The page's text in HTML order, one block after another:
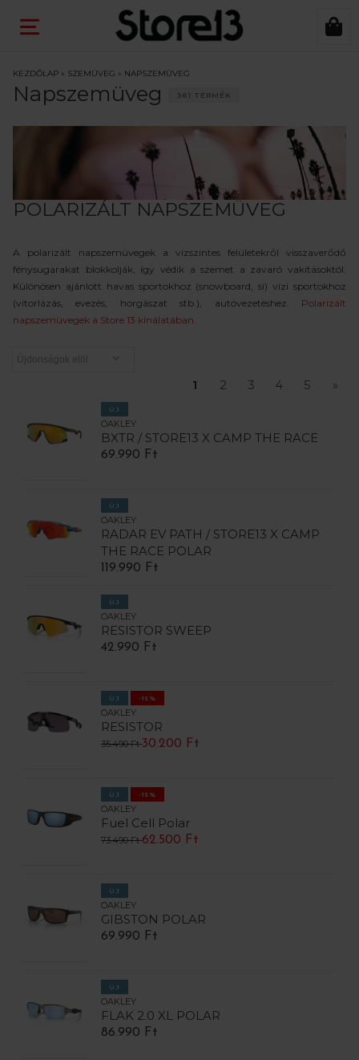
KEZDŐLAP » SZEMÜVEG » NAPSZEMÜVEG
Napszemüveg 361 TERMÉK
POLARIZÁLT NAPSZEMÜVEG
A polarizált napszemüvegek a vízszintes felületekről visszaverődő
fénysugarakat blokkolják, így védik a szemet a zavaró vakításoktól.
Különösen ajánlott havas sportokhoz (snowboard, sí) vízi sportokhoz
(vitorlázás, evezés, horgászat stb.), autóvezetéshez. Polarizált
napszemüvegek a Store 13 kínálatában.
1 2 3 4 5 »
ÚJ
OAKLEY
BXTR / STORE13 X CAMP THE RACE
69.990 Ft
ÚJ
OAKLEY
RADAR EV PATH / STORE13 X CAMP
THE RACE POLAR
119.990 Ft
ÚJ
OAKLEY
RESISTOR SWEEP
42.990 Ft
ÚJ -15%
OAKLEY
RESISTOR
35.490 Ft30.200 Ft
ÚJ -15%
OAKLEY
Fuel Cell Polar
73.490 Ft62.500 Ft
ÚJ
OAKLEY
GIBSTON POLAR
69.990 Ft
ÚJ
OAKLEY
FLAK 2.0 XL POLAR
86.990 Ft